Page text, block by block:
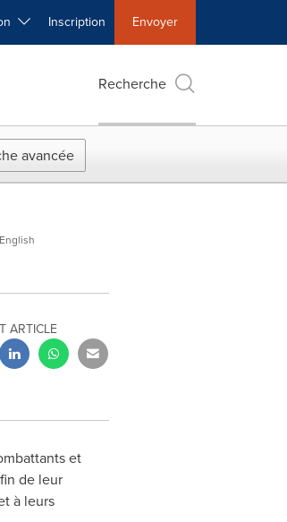
Inscription Envoyer
Recherche
avancée
English
ARTICLE
et
de leur
à leurs